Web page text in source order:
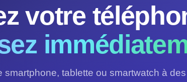
votre
smartphone, tablette ou smartwatch à